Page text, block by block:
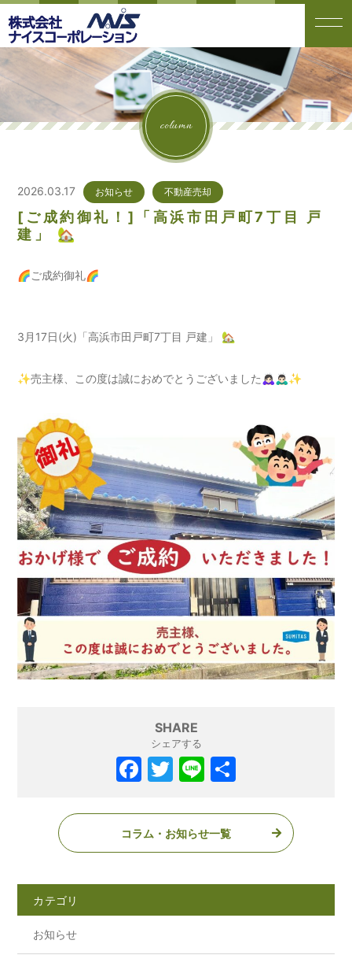
column
2026.03.17 お知らせ 不動産売却
[ご成約御礼！]「高浜市田戸町7丁目 戸
建」 🏡
🌈ご成約御礼🌈
3月17日(火)「高浜市田戸町7丁目 戸建」 🏡
✨売主様、この度は誠におめでとうございました🙇🏻‍♀️🙇🏻‍♂️✨
SHARE
シェアする
コラム・お知らせ一覧
カテゴリ
お知らせ